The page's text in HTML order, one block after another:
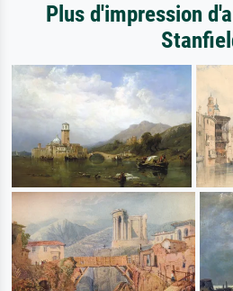
Plus d'impression